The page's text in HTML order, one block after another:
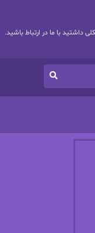
با ما در ارتباط باشید.